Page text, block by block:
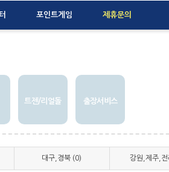
포인트게임 제휴문의
트젠/리얼돌 출장서비스
대구,경북 (0) 강원,제주,